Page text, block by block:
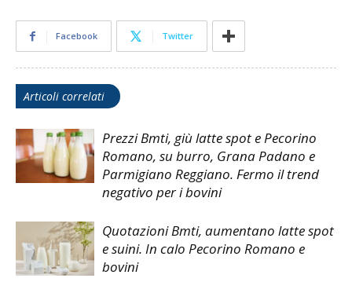
Facebook Twitter
Articoli correlati
Prezzi Bmti, giù latte spot e Pecorino
Romano, su burro, Grana Padano e
Parmigiano Reggiano. Fermo il trend
negativo per i bovini
Quotazioni Bmti, aumentano latte spot
e suini. In calo Pecorino Romano e
bovini